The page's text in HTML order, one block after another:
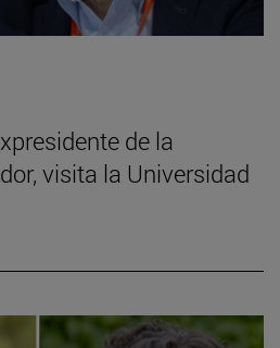
de la
visita la Universidad